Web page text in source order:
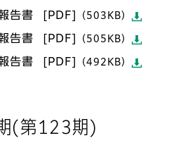
告書 （503KB）
告書 （505KB）
告書 （492KB）
(第123期)